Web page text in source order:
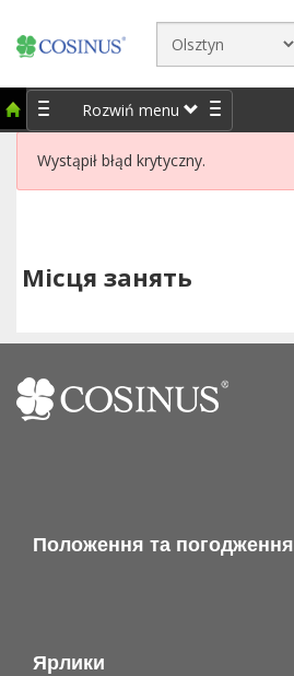
Rozwiń menu
Wystąpił błąd krytyczny.
Місця занять
Положення та погодження
Ярлики